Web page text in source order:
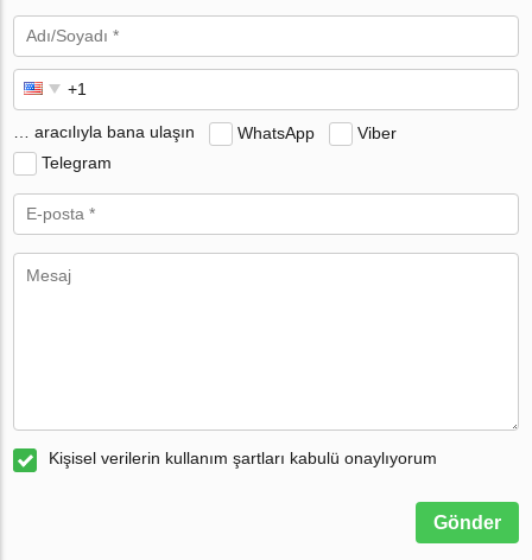
… aracılıyla bana ulaşın WhatsApp
Viber
Telegram
Kişisel verilerin kullanım şartları kabulü onaylıyorum
Gönder